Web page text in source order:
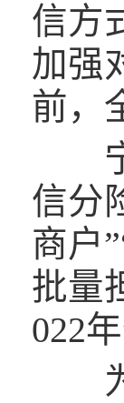
信方
加强
前，
宁
信分
商户
批量
022
为